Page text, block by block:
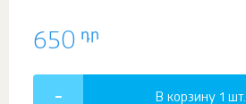
650 դր
В корзину 1 шт.